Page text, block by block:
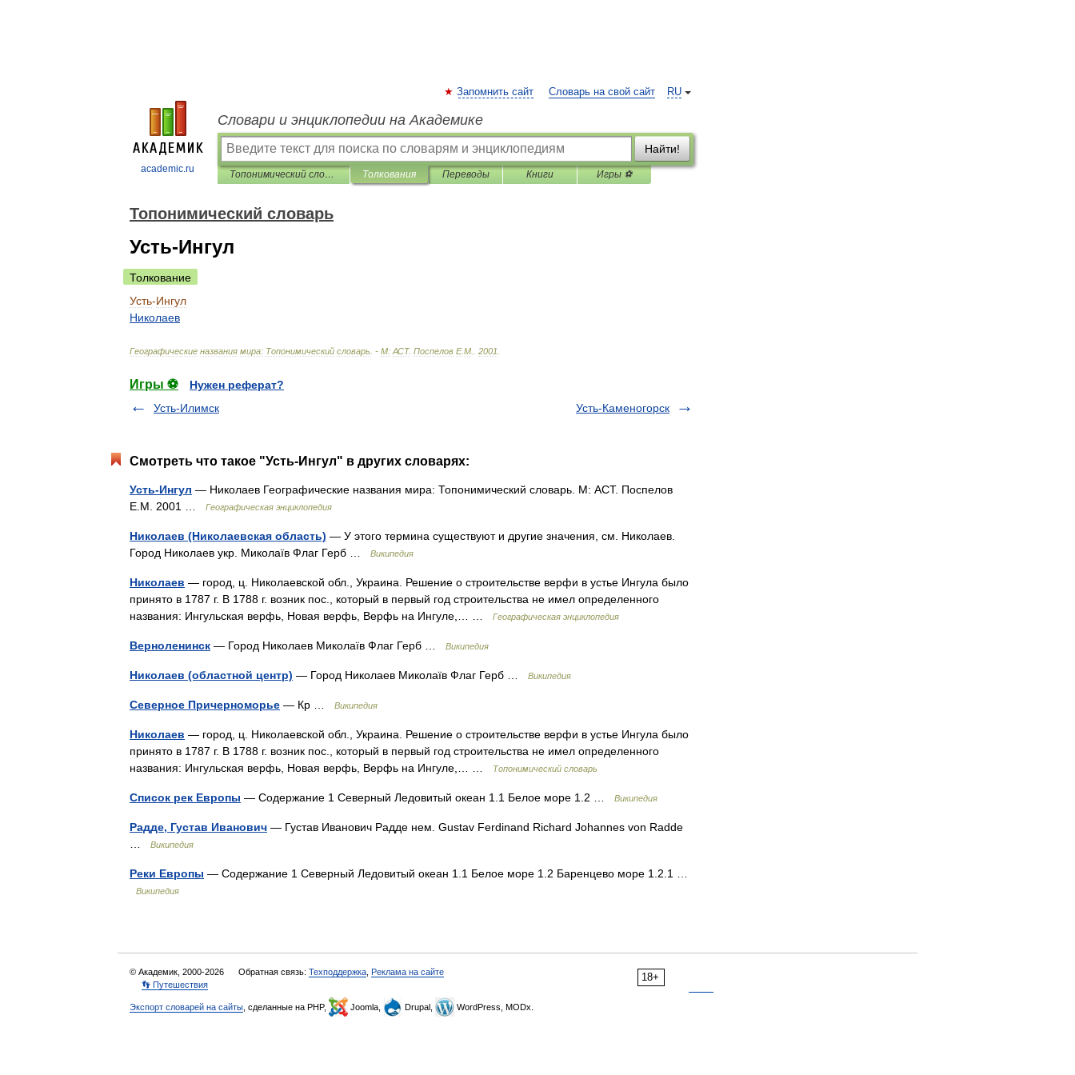
academic.ru
RU
Запомнить сайт Словарь на свой сайт
Словари и энциклопедии на Академике
Найти!
Топонимический словарь Толкования Переводы Книги Игры ⚽
Топонимический словарь
Усть-Ингул
Толкование
Усть-Ингул
Николаев
Географические названия мира: Топонимический словарь . - М: АСТ. Поспелов Е.М 2001
Игры ⚽
Нужен реферат?
Усть-Илимск
Усть-Каменогорск
Смотреть что такое "Усть-Ингул" в других словарях:
Усть-Ингул — Николаев Географические названия мира: Топонимический словарь. М: АСТ. Поспелов
Е.М. 2001 …
Географическая энциклопедия
Николаев (Николаевская область) — У этого термина существуют и другие значения, см. Николаев.
Город Николаев укр. Миколаїв Флаг Герб …
Википедия
Николаев — город, ц. Николаевской обл., Украина. Решение о строительстве верфи в устье Ингула было
принято в 1787 г. В 1788 г. возник пос., который в первый год строительства не имел определенного
названия: Ингульская верфь, Новая верфь, Верфь на Ингуле,… …
Географическая энциклопедия
Верноленинск — Город Николаев Миколаїв Флаг Герб … Википедия
Николаев (областной центр) — Город Николаев Миколаїв Флаг Герб … Википедия
Северное Причерноморье — Кр … Википедия
Николаев — город, ц. Николаевской обл., Украина. Решение о строительстве верфи в устье Ингула было
принято в 1787 г. В 1788 г. возник пос., который в первый год строительства не имел определенного
названия: Ингульская верфь, Новая верфь, Верфь на Ингуле,… …
Топонимический словарь
Список рек Европы — Содержание 1 Северный Ледовитый океан 1.1 Белое море 1.2 … Википедия
Радде, Густав Иванович — Густав Иванович Радде нем. Gustav Ferdinand Richard Johannes von Radde
Википедия
Реки Европы — Содержание 1 Северный Ледовитый океан 1.1 Белое море 1.2 Баренцево море 1.2.1 …
Википедия
18+
© Академик, 2000-2026 Обратная связь: Техподдержка Реклама на сайте
👣 Путешествия
Экспорт словарей на сайты , сделанные на PHP, Joomla, Drupal, WordPress, MODx.